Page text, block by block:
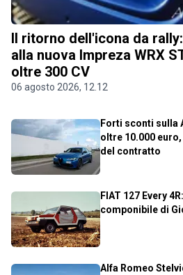
Il ritorno dell'icona da
alla nuova Impreza WRX
oltre 300 CV
06 agosto 2026, 12.12
Forti sconti sulla
oltre 10.000
del contratto
FIAT 127 Every
componibile di
Alfa Romeo